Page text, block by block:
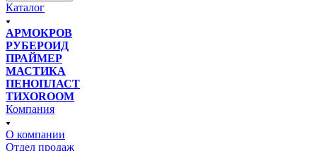
Каталог
АРМОКРОВ
РУБЕРОИД
ПРАЙМЕР
МАСТИКА
ПЕНОПЛАСТ
ТИХОROOM
Компания
О компании
Отдел продаж